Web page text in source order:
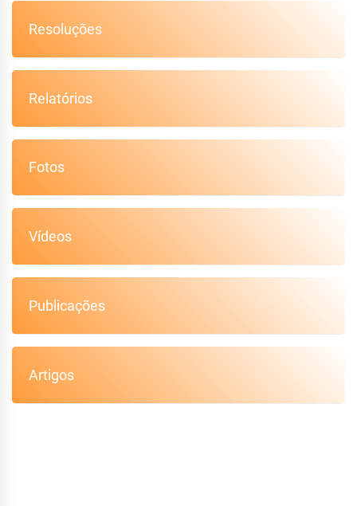
Resoluções
Relatórios
Fotos
Vídeos
Publicações
Artigos